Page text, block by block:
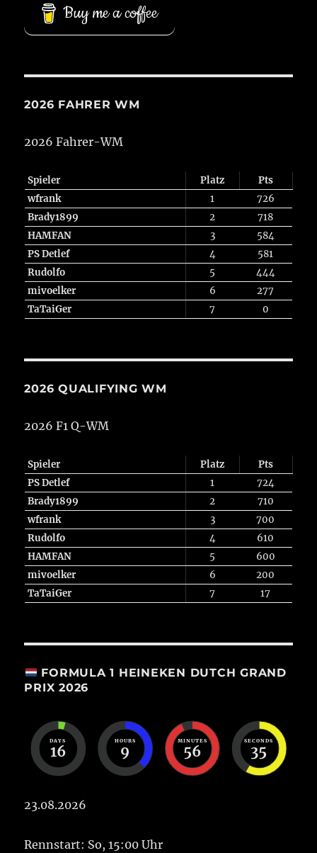
Buy me a coffee
2026 FAHRER WM
2026 Fahrer-WM
Spieler Platz
Pts
wfrank
1
726
Brady1899
2
718
HAMFAN
3
584
PS Detlef
4
581
Rudolfo
5
444
mivoelker
6
277
TaTaiGer
7 0
2026 QUALIFYING WM
2026 F1 Q-WM
Spieler Platz
Pts
PS Detlef
1
724
Brady1899
2
710
wfrank
3
700
Rudolfo
4
610
HAMFAN
5
600
mivoelker
6
200
TaTaiGer
7 17
FORMULA 1 HEINEKEN DUTCH GRAND
PRIX 2026
DAYS
16
HOURS
9
MINUTES
56
SECONDS
34
23.08.2026
Rennstart: So, 15:00 Uhr